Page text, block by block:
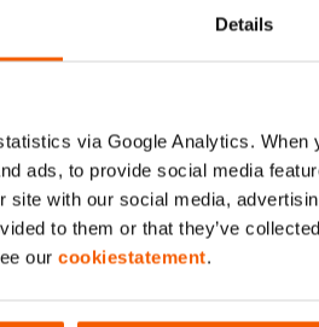
Details
via Google Analytics.
ads, to provide social media
site with our social media,
to them or that they’ve
our cookiestatement.